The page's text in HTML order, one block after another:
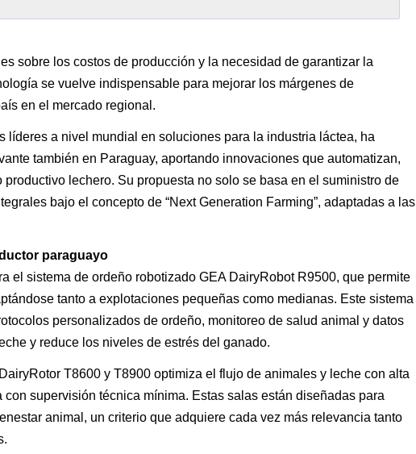
sobre los costos de producción y la necesidad de garantizar la
se vuelve indispensable para mejorar los márgenes de
en el mercado regional.
líderes a nivel mundial en soluciones para la industria láctea, ha
también en Paraguay, aportando innovaciones que automatizan,
lechero. Su propuesta no solo se basa en el suministro de
bajo el concepto de “Next Generation Farming”, adaptadas a las
paraguayo
el sistema de ordeño robotizado GEA DairyRobot R9500, que permite
tanto a explotaciones pequeñas como medianas. Este sistema
personalizados de ordeño, monitoreo de salud animal y datos
y reduce los niveles de estrés del ganado.
T8600 y T8900 optimiza el flujo de animales y leche con alta
supervisión técnica mínima. Estas salas están diseñadas para
animal, un criterio que adquiere cada vez más relevancia tanto